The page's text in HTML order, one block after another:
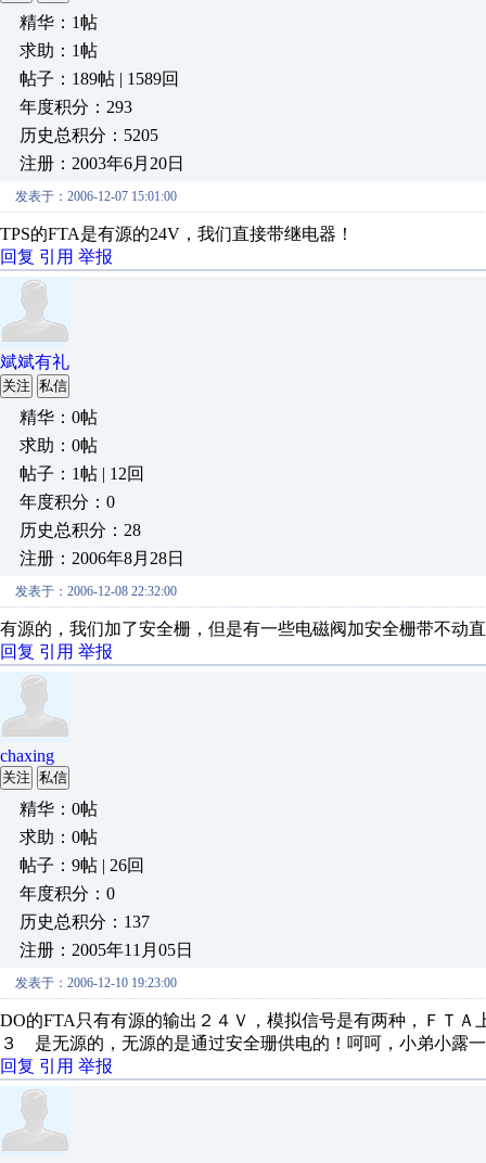
精华：1帖
求助：1帖
帖子：189帖 | 1589回
年度积分：293
历史总积分：5205
注册：2003年6月20日
发表于：2006-12-07 15:01:00
TPS的FTA是有源的24V，我们直接带继电器！
回复 引用 举报
斌斌有礼
关注 私信
精华：0帖
求助：0帖
帖子：1帖 | 12回
年度积分：0
历史总积分：28
注册：2006年8月28日
发表于：2006-12-08 22:32:00
有源的，我们加了安全栅，但是有一些电磁阀加安全栅带不动
回复 引用 举报
chaxing
关注 私信
精华：0帖
求助：0帖
帖子：9帖 | 26回
年度积分：0
历史总积分：137
注册：2005年11月05日
发表于：2006-12-10 19:23:00
DO的FTA只有有源的输出２４Ｖ，模拟信号是有两种，ＦＴ
３ 是无源的，无源的是通过安全珊供电的！呵呵，小弟小露
回复 引用 举报